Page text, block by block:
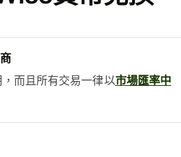
而且所有交易一律以市場匯率中